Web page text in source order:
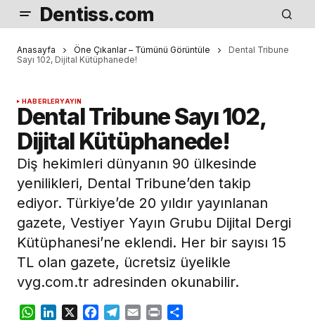
Dentiss.com
Anasayfa Öne Çıkanlar – Tümünü Görüntüle
Dental Tribune
Sayı 102, Dijital Kütüphanede!
HABERLERYAYIN
Dental Tribune Sayı 102,
Dijital Kütüphanede!
Diş hekimleri dünyanın 90 ülkesinde
yenilikleri, Dental Tribune’den takip
ediyor. Türkiye’de 20 yıldır yayınlanan
gazete, Vestiyer Yayın Grubu Dijital Dergi
Kütüphanesi’ne eklendi. Her bir sayısı 15
TL olan gazete, ücretsiz üyelikle
vyg.com.tr adresinden okunabilir.
WhatsApp
LinkedIn
X Facebook
Telegram
Email Print